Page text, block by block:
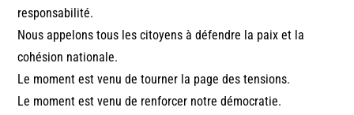
responsabilité.
Nous appelons tous les citoyens à défendre la paix et la
cohésion nationale.
Le moment est venu de tourner la page des tensions.
Le moment est venu de renforcer notre démocratie.